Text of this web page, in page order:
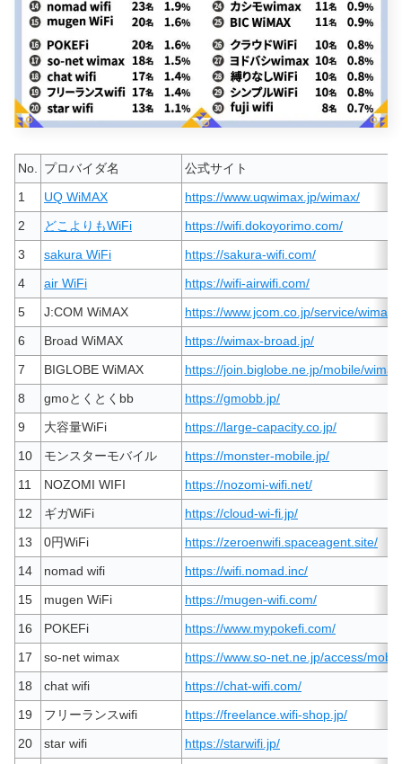
No. プロバイダ名
公式サイト
1
UQ WiMAX
https://www.uqwimax.jp/wimax/
2
どこよりもWiFi
https://wifi.dokoyorimo.com/
3
sakura WiFi
https://sakura-wifi.com/
4
air WiFi
https://wifi-airwifi.com/
5
J:COM WiMAX
https://www.jcom.co.jp/service/wimax/
6
Broad WiMAX
https://wimax-broad.jp/
7
BIGLOBE WiMAX
https://join.biglobe.ne.jp/mobile/
8
gmoとくとくbb
https://gmobb.jp/
9
大容量WiFi
https://large-capacity.co.jp/
10
モンスターモバイル
https://monster-mobile.jp/
11
NOZOMI WIFI
https://nozomi-wifi.net/
12
ギガWiFi
https://cloud-wi-fi.jp/
13
0円WiFi
https://zeroenwifi.spaceagent.site/
14
nomad wifi
https://wifi.nomad.inc/
15
mugen WiFi
https://mugen-wifi.com/
16
POKEFi
https://www.mypokefi.com/
17
so-net wimax
https://www.so-net.ne.jp/access/
18
chat wifi
https://chat-wifi.com/
19
フリーランスwifi
https://freelance.wifi-shop.jp/
20
star wifi
https://starwifi.jp/